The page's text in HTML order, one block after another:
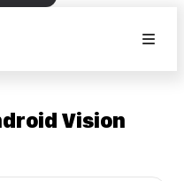
Vision